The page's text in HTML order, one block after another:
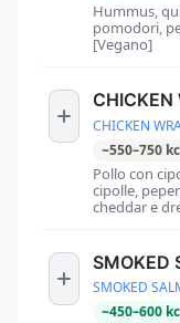
Hummus,
pomodori,
[Vegano]
CHICKEN
CHICKEN
~550–750
Pollo con
cipolle,
cheddar e
SMOKED
SMOKED
~450–600